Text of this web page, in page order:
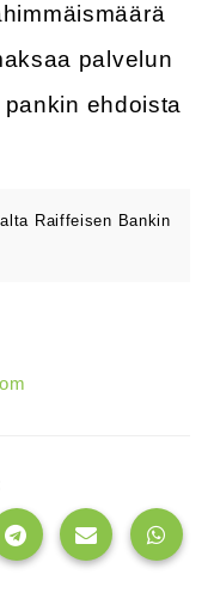
palvelun
ehdoista
Raiffeisen Bankin